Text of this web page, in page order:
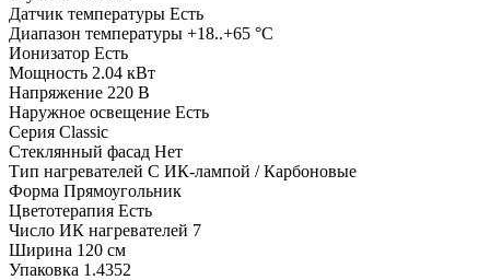
Датчик температуры Есть
Диапазон температуры +18..+65 °С
Ионизатор Есть
Мощность 2.04 кВт
Напряжение 220 В
Наружное освещение Есть
Серия Classic
Стеклянный фасад Нет
Тип нагревателей С ИК-лампой / Карбоновые
Форма Прямоугольник
Цветотерапия Есть
Число ИК нагревателей 7
Ширина 120 см
Упаковка 1.4352